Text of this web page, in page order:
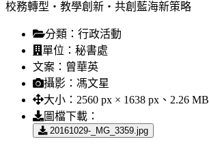
校務轉型‧教學創新‧共創藍海新策略
分類： 行政活動
單位： 秘書處
文案： 曾華英
攝影： 馮文星
大小： 2560 px × 1638 px、2.26 MB
圖檔下載：
20161029-_MG_3359.jpg